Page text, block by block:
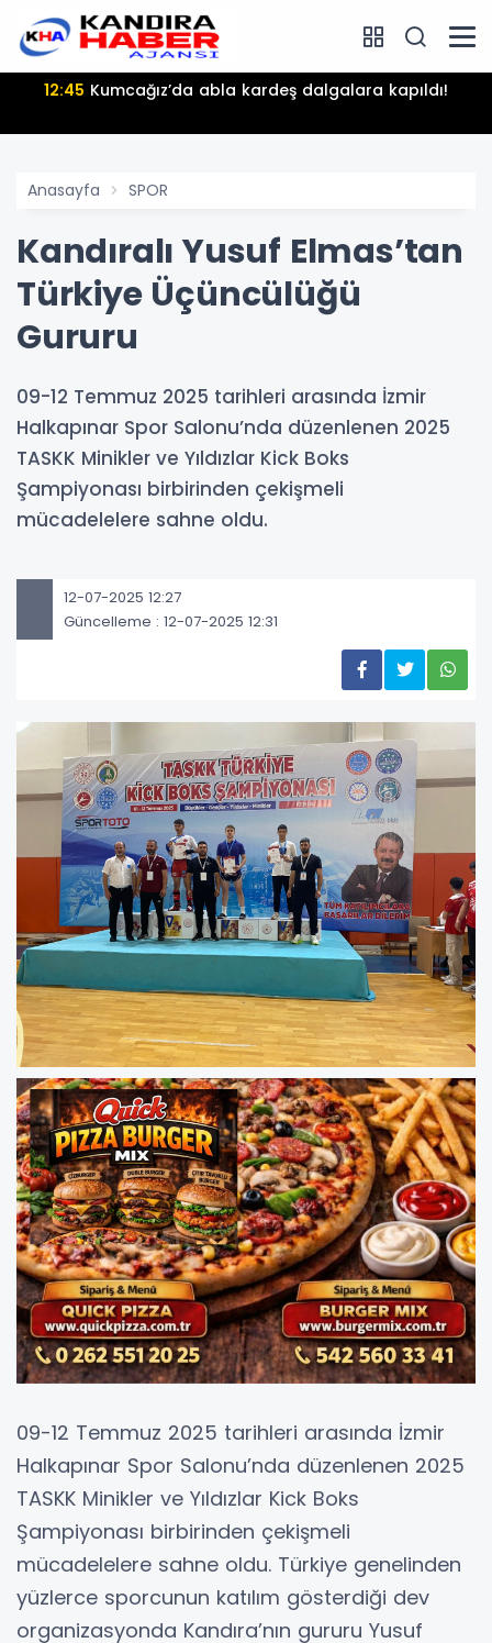
12:45 Kumcağız’da abla kardeş dalgalara kapıldı!
Anasayfa SPOR
Kandıralı Yusuf Elmas’tan
Türkiye Üçüncülüğü
Gururu
09-12 Temmuz 2025 tarihleri arasında İzmir
Halkapınar Spor Salonu’nda düzenlenen 2025
TASKK Minikler ve Yıldızlar Kick Boks
Şampiyonası birbirinden çekişmeli
mücadelelere sahne oldu.
12-07-2025 12:27
Güncelleme : 12-07-2025 12:31
09-12 Temmuz 2025 tarihleri arasında İzmir
Halkapınar Spor Salonu’nda düzenlenen 2025
TASKK Minikler ve Yıldızlar Kick Boks
Şampiyonası birbirinden çekişmeli
mücadelelere sahne oldu. Türkiye genelinden
yüzlerce sporcunun katılım gösterdiği dev
organizasyonda Kandıra’nın gururu Yusuf